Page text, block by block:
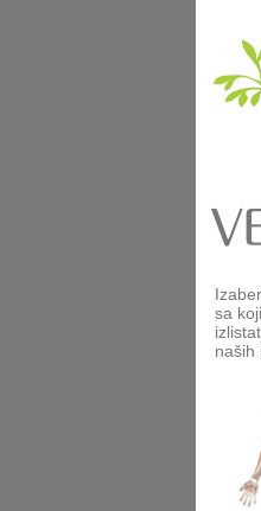
sa
naših